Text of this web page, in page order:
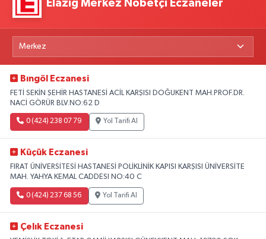
Elazığ Merkez Nöbetçi Eczaneler
Bıngöl Eczanesi
FETİ SEKİN ŞEHİR HASTANESİ ACİL KARŞISI DOĞUKENT MAH.PROF.DR.
NACİ GÖRÜR BLV.NO:62 D
0 (424) 238 07 79 Yol Tarifi Al
Küçük Eczanesi
FIRAT ÜNİVERSİTESİ HASTANESİ POLİKLİNİK KAPISI KARŞISI ÜNİVERSİTE
MAH. YAHYA KEMAL CADDESI NO:40 C
0 (424) 237 68 56 Yol Tarifi Al
Çelık Eczanesi